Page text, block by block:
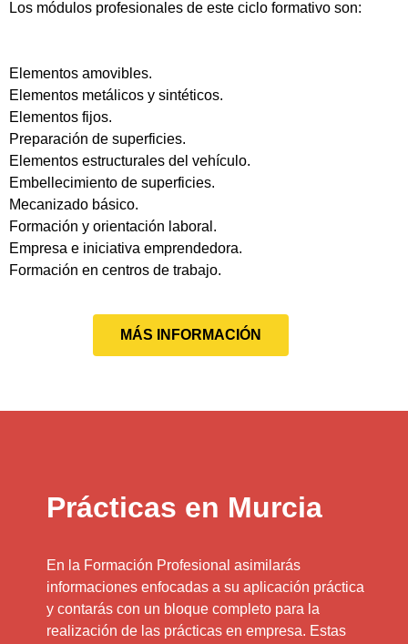
Los módulos profesionales de este ciclo formativo son:
Elementos amovibles.
Elementos metálicos y sintéticos.
Elementos fijos.
Preparación de superficies.
Elementos estructurales del vehículo.
Embellecimiento de superficies.
Mecanizado básico.
Formación y orientación laboral.
Empresa e iniciativa emprendedora.
Formación en centros de trabajo.
MÁS INFORMACIÓN
Prácticas en Murcia
En la Formación Profesional asimilarás
informaciones enfocadas a su aplicación práctica
y contarás con un bloque completo para la
realización de las prácticas en empresa. Estas